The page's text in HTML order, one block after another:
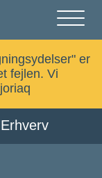
luk
er
fejlen. Vi
Erhverv